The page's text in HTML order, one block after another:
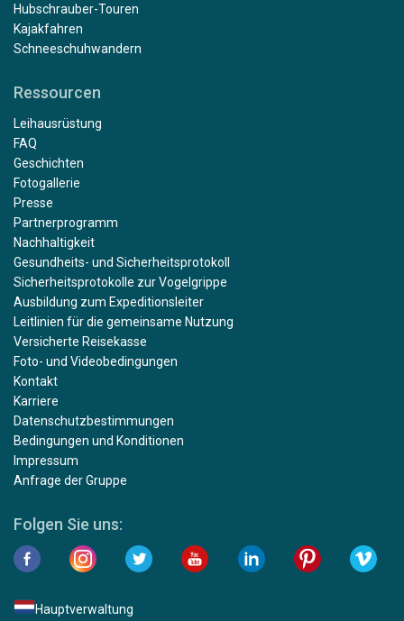
Hubschrauber-Touren
Kajakfahren
Schneeschuhwandern
Ressourcen
Leihausrüstung
FAQ
Geschichten
Fotogallerie
Presse
Partnerprogramm
Nachhaltigkeit
Gesundheits- und Sicherheitsprotokoll
Sicherheitsprotokolle zur Vogelgrippe
Ausbildung zum Expeditionsleiter
Leitlinien für die gemeinsame Nutzung
Versicherte Reisekasse
Foto- und Videobedingungen
Kontakt
Karriere
Datenschutzbestimmungen
Bedingungen und Konditionen
Impressum
Anfrage der Gruppe
Folgen Sie uns:
Hauptverwaltung